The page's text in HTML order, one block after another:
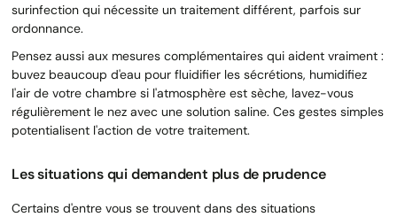
surinfection qui nécessite un traitement différent, parfois sur
ordonnance.
Pensez aussi aux mesures complémentaires qui aident vraiment :
buvez beaucoup d'eau pour fluidifier les sécrétions, humidifiez
l'air de votre chambre si l'atmosphère est sèche, lavez-vous
régulièrement le nez avec une solution saline. Ces gestes simples
potentialisent l'action de votre traitement.
Les situations qui demandent plus de prudence
Certains d'entre vous se trouvent dans des situations